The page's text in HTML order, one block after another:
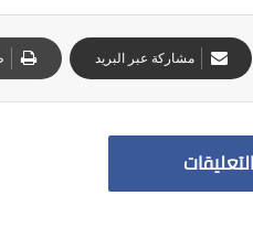
مشاركة عبر البريد
التعليقات